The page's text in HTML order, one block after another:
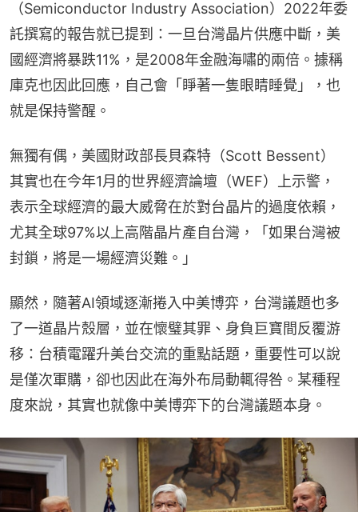
（Semiconductor Industry Association）2022年委
託撰寫的報告就已提到：一旦台灣晶片供應中斷，美
國經濟將暴跌11%，是2008年金融海嘯的兩倍。據稱
庫克也因此回應，自己會「睜著一隻眼睛睡覺」，也
就是保持警醒。
無獨有偶，美國財政部長貝森特（Scott Bessent）
其實也在今年1月的世界經濟論壇（WEF）上示警，
表示全球經濟的最大威脅在於對台晶片的過度依賴，
尤其全球97%以上高階晶片產自台灣，「如果台灣被
封鎖，將是一場經濟災難。」
顯然，隨著AI領域逐漸捲入中美博弈，台灣議題也多
了一道晶片殼層，並在懷璧其罪、身負巨寶間反覆游
移：台積電躍升美台交流的重點話題，重要性可以說
是僅次軍購，卻也因此在海外布局動輒得咎。某種程
度來說，其實也就像中美博弈下的台灣議題本身。